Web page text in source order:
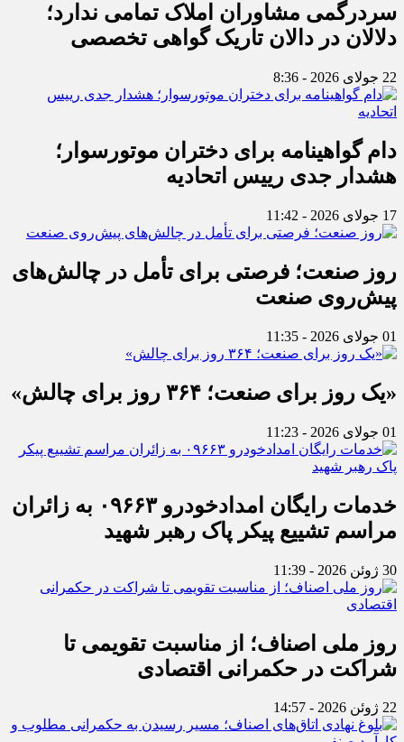
سردرگمی مشاوران املاک تمامی ندارد؛
دلالان در دالان تاریک گواهی تخصصی
22 جولای 2026 - 8:36
دام گواهینامه برای دختران موتورسوار؛
هشدار جدی رییس اتحادیه
17 جولای 2026 - 11:42
روز صنعت؛ فرصتی برای تأمل در چالش‌های
پیش‌روی صنعت
01 جولای 2026 - 11:35
«یک روز برای صنعت؛ ۳۶۴ روز برای چالش»
01 جولای 2026 - 11:23
خدمات رایگان امدادخودرو ۰۹۶۶۳ به زائران
مراسم تشییع پیکر پاک رهبر شهید
30 ژوئن 2026 - 11:39
روز ملی اصناف؛ از مناسبت تقویمی تا
شراکت در حکمرانی اقتصادی
22 ژوئن 2026 - 14:57